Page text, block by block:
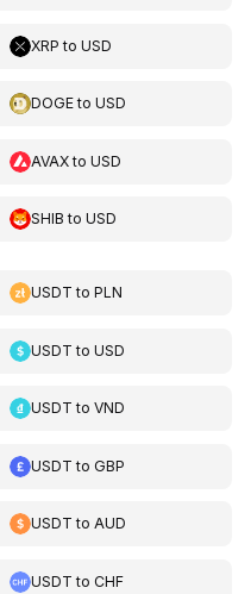
XRP toUSD
DOGEtoUSD
AVAXtoUSD
SHIB toUSD
USDT toPLN
USDT toUSD
USDT toVND
USDT toGBP
USDT toAUD
USDT toCHF